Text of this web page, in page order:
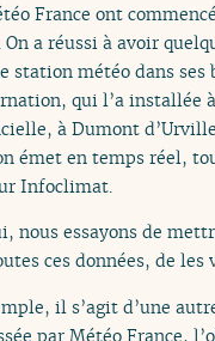
France ont
a réussi à avoir
station météo dans ses
qui l’a installée
à Dumont
émet en temps réel,
Infoclimat.
nous essayons de
ces données, de les
il s’agit d’une
par Météo France,